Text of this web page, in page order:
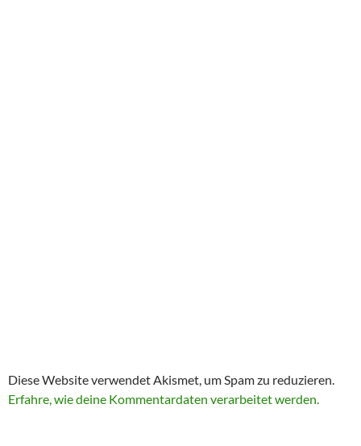
Diese Website verwendet Akismet, um Spam zu reduzieren.
Erfahre, wie deine Kommentardaten verarbeitet werden.